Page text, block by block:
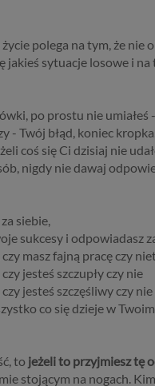
polega na tym, że nie
jakieś sytuacje losowe i
po prostu nie
- Twój błąd, koniec
coś się Ci dzisiaj nie
nigdy nie dawaj
siebie,
sukcesy i odpowiadasz
masz fajną pracę czy
jesteś szczupły czy nie
jesteś szczęśliwy czy
co się dzieje w
to jeżeli to przyjmiesz tę
stojącym na nogach.